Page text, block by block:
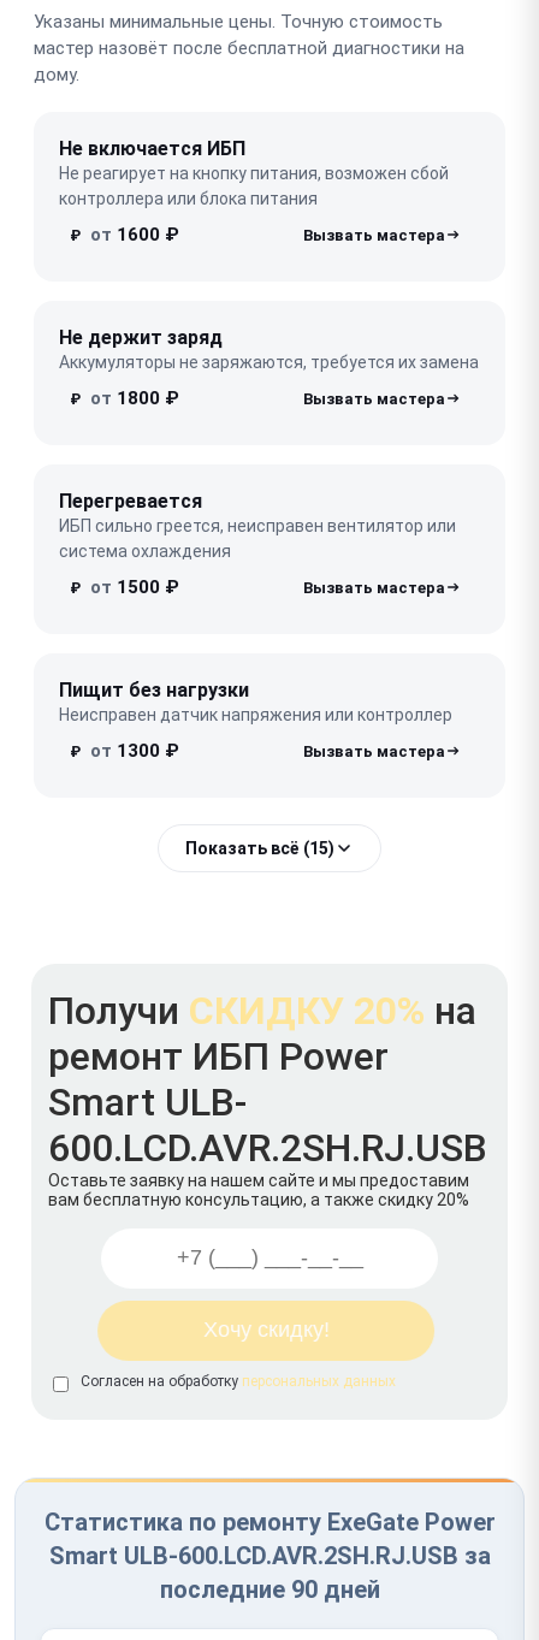
Указаны минимальные цены. Точную стоимость
мастер назовёт после бесплатной диагностики на
дому.
Не включается ИБП
Не реагирует на кнопку питания, возможен сбой
контроллера или блока питания
₽ от 1600 ₽
Не держит заряд
Аккумуляторы не заряжаются, требуется их замена
₽ от 1800 ₽
Перегревается
ИБП сильно греется, неисправен вентилятор или
система охлаждения
₽ от 1500 ₽
Пищит без нагрузки
Неисправен датчик напряжения или контроллер
₽ от 1300 ₽
Показать всё (15)
Получи СКИДКУ 20% на
ремонт ИБП Power
Smart ULB-
600.LCD.AVR.2SH.RJ.USB
Оставьте заявку на нашем сайте и мы предоставим
вам бесплатную консультацию, а также скидку 20%
Согласен на обработку персональных данных
Статистика по ремонту ExeGate Power
Smart ULB-600.LCD.AVR.2SH.RJ.USB за
последние 90 дней